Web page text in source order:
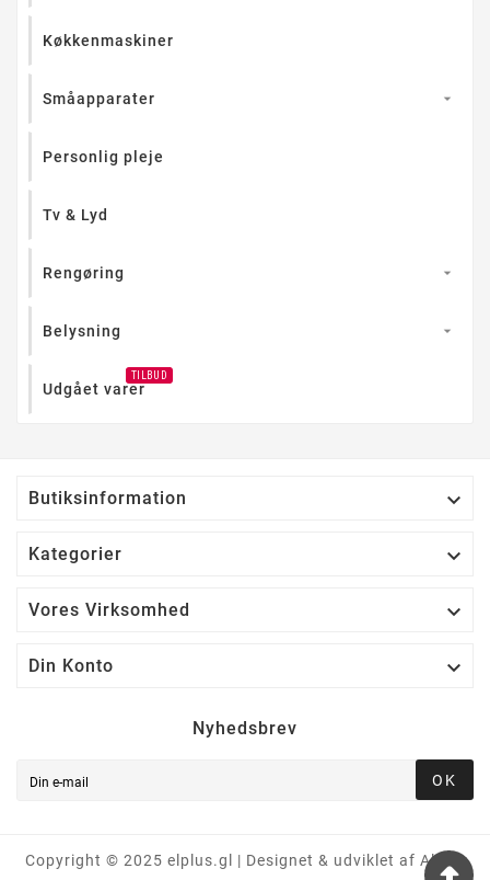
Køkkenmaskiner
Småapparater 
Personlig pleje
Tv & Lyd
Rengøring 
Belysning 
Udgået varer
TILBUD
Butiksinformation 
Kategorier 
Vores Virksomhed 
Din Konto 
Nyhedsbrev
OK
Copyright © 2025 elplus.gl | Designet & udviklet af Alpha